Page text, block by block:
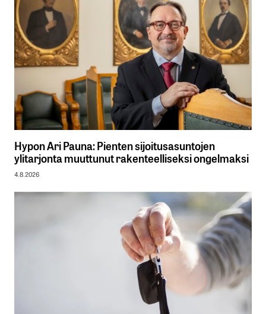
Hypon Ari Pauna: Pienten sijoitusasuntojen
ylitarjonta muuttunut rakenteelliseksi ongelmaksi
4.8.2026